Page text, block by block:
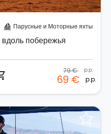
sailing Парусные и Моторные яхты
побережья
79 € p.p.
69 € p.p.